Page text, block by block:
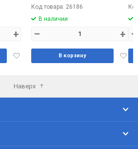
+
Добавить
Код товара: 26186
В наличии
– +
В корзину
–
Наверх